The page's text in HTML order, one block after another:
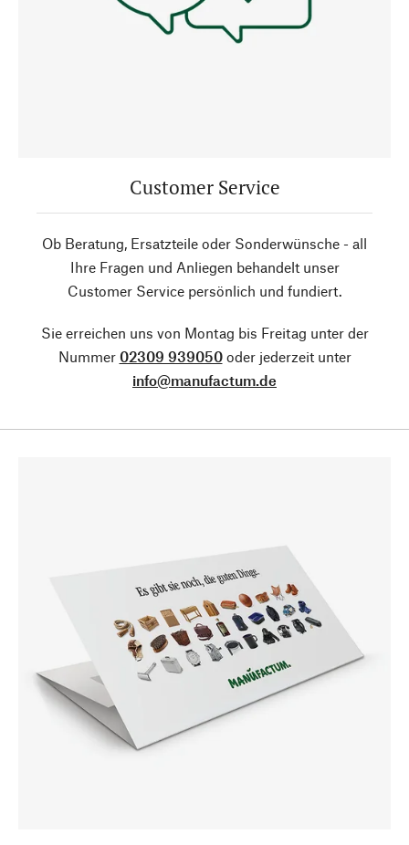
Customer Service
Ob Beratung, Ersatzteile oder Sonderwünsche - all
Ihre Fragen und Anliegen behandelt unser
Customer Service persönlich und fundiert.
Sie erreichen uns von Montag bis Freitag unter der
Nummer 02309 939050oder jederzeit unter
info@manufactum.de